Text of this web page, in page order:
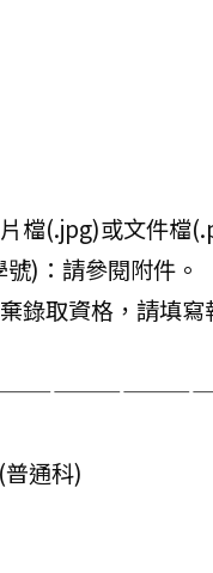
檔(.jpg)或文件檔
)：請參閱附件。
錄取資格，請填
通科)